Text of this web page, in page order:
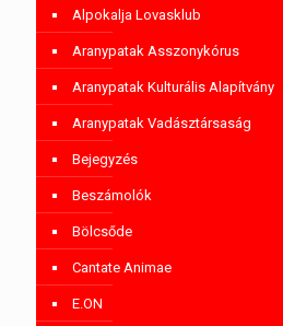
Alpokalja Lovasklub
Aranypatak Asszonykórus
Aranypatak Kulturális Alapítvány
Aranypatak Vadásztársaság
Bejegyzés
Beszámolók
Bölcsőde
Cantate Animae
E.ON